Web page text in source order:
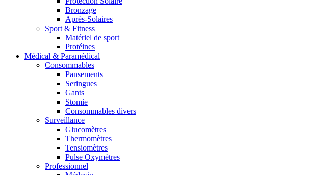
Bronzage
Après-Solaires
Sport & Fitness
Matériel de sport
Protéines
Médical & Paramédical
Consommables
Pansements
Seringues
Gants
Stomie
Consommables divers
Surveillance
Glucomètres
Thermomètres
Tensiomètres
Pulse Oxymètres
Professionnel